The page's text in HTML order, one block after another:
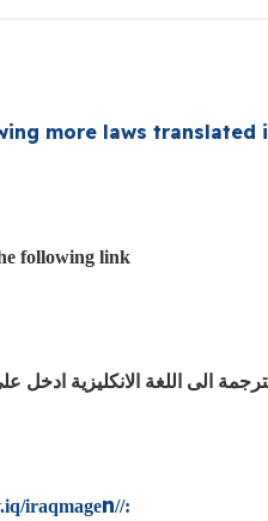
more laws translated
following link
الى اللغة الانكليزية ادخل
://moj.gov.iq/iraqmage
n/